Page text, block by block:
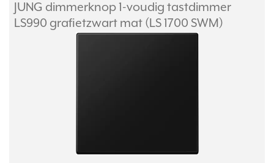
JUNG dimmerknop 1-voudig tastdimmer
LS990 grafietzwart mat (LS 1700 SWM)